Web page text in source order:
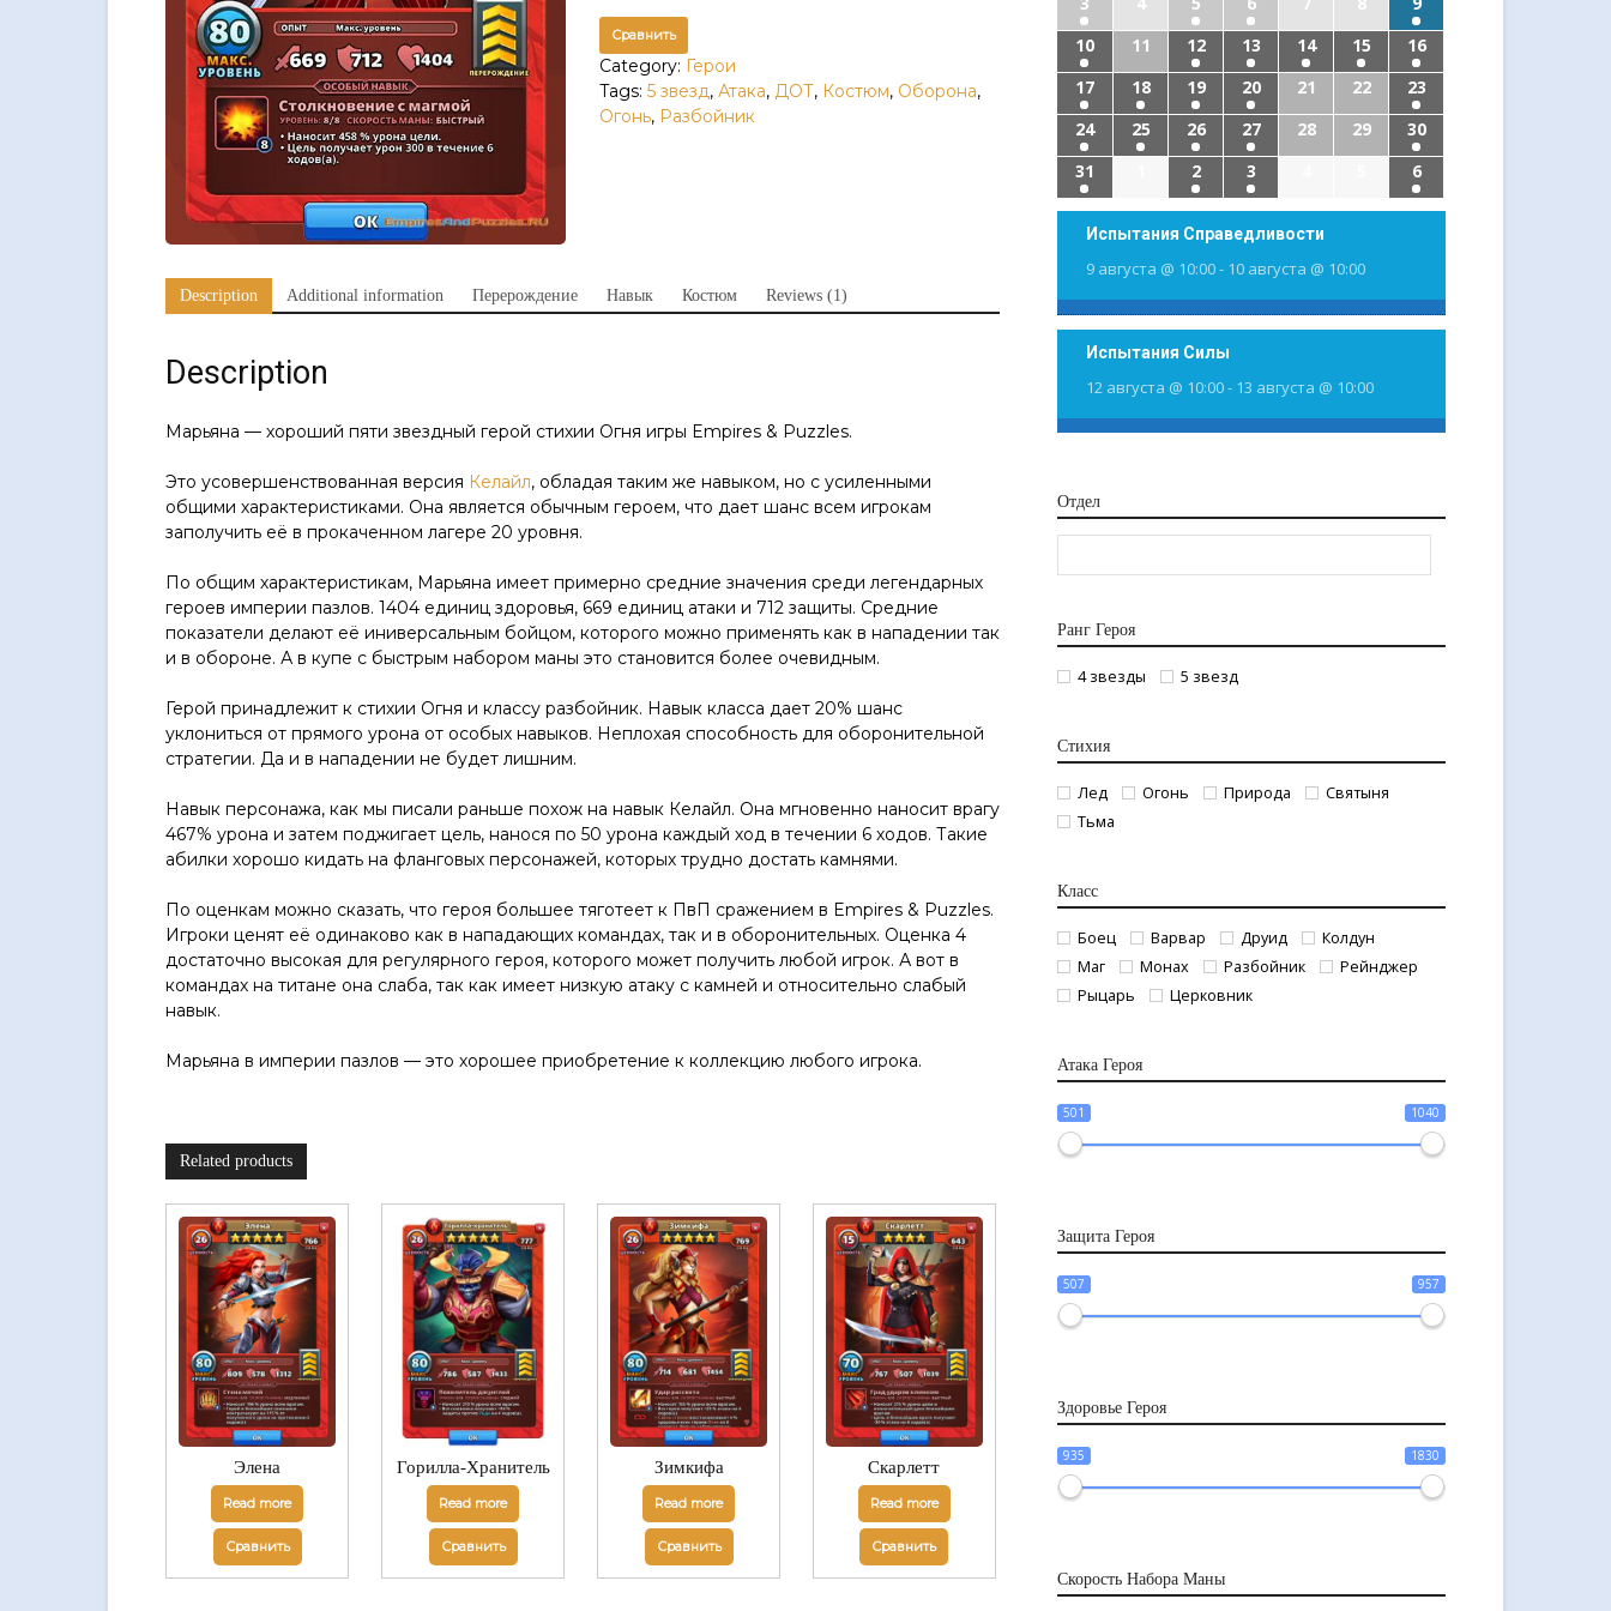
Сравнить
Category: Герои
Tags: 5 звезд, Атака, ДОТ, Костюм, Оборона,
Огонь, Разбойник
Description Additional information Перерождение Навык Костюм Reviews (1)
Description
Марьяна — хороший пяти звездный герой стихии Огня игры Empires & Puzzles.
Это усовершенствованная версия Келайл, обладая таким же навыком, но с усиленными
общими характеристиками. Она является обычным героем, что дает шанс всем игрокам
заполучить её в прокаченном лагере 20 уровня.
По общим характеристикам, Марьяна имеет примерно средние значения среди легендарных
героев империи пазлов. 1404 единиц здоровья, 669 единиц атаки и 712 защиты. Средние
показатели делают её иниверсальным бойцом, которого можно применять как в нападении так
и в обороне. А в купе с быстрым набором маны это становится более очевидным.
Герой принадлежит к стихии Огня и классу разбойник. Навык класса дает 20% шанс
уклониться от прямого урона от особых навыков. Неплохая способность для оборонительной
стратегии. Да и в нападении не будет лишним.
Навык персонажа, как мы писали раньше похож на навык Келайл. Она мгновенно наносит врагу
467% урона и затем поджигает цель, нанося по 50 урона каждый ход в течении 6 ходов. Такие
абилки хорошо кидать на фланговых персонажей, которых трудно достать камнями.
По оценкам можно сказать, что героя большее тяготеет к ПвП сражением в Empires & Puzzles.
Игроки ценят её одинаково как в нападающих командах, так и в оборонительных. Оценка 4
достаточно высокая для регулярного героя, которого может получить любой игрок. А вот в
командах на титане она слаба, так как имеет низкую атаку с камней и относительно слабый
навык.
Марьяна в империи пазлов — это хорошее приобретение к коллекцию любого игрока.
Related products
Элена
Read more
Сравнить
Горилла-Хранитель
Read more
Сравнить
Зимкифа
Read more
Сравнить
Скарлетт
Read more
Сравнить
10
11 12 13 14 15
16
17
18 19 20 21 22
23
24
25 26 27 28 29
30
31
2 3 6
Испытания Справедливости
9 августа @ 10:00- 10 августа @ 10:00
Испытания Силы
12 августа @ 10:00- 13 августа @ 10:00
Отдел
Ранг Героя
4 звезды 5 звезд
Стихия
Лед Огонь Природа
Святыня
Тьма
Класс
Боец Варвар Друид
Колдун
Маг
Монах Разбойник
Рейнджер
Рыцарь
Церковник
Атака Героя
501 1040
Защита Героя
507 957
Здоровье Героя
935 1830
Скорость Набора Маны